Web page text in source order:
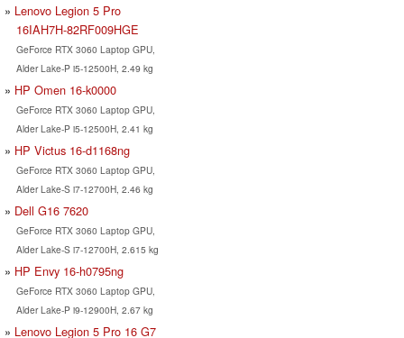
Lenovo Legion 5 Pro
16IAH7H-82RF009HGE
GeForce RTX 3060 Laptop GPU,
Alder Lake-P i5-12500H, 2.49 kg
HP Omen 16-k0000
GeForce RTX 3060 Laptop GPU,
Alder Lake-P i5-12500H, 2.41 kg
HP Victus 16-d1168ng
GeForce RTX 3060 Laptop GPU,
Alder Lake-S i7-12700H, 2.46 kg
Dell G16 7620
GeForce RTX 3060 Laptop GPU,
Alder Lake-S i7-12700H, 2.615 kg
HP Envy 16-h0795ng
GeForce RTX 3060 Laptop GPU,
Alder Lake-P i9-12900H, 2.67 kg
Lenovo Legion 5 Pro 16 G7